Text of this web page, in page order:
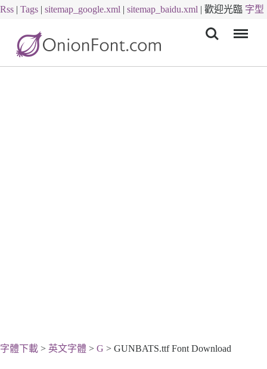
Rss | Tags | sitemap_google.xml | sitemap_baidu.xml | 歡迎光臨 字型
字體下載 > 英文字體 > G > GUNBATS.ttf Font Download